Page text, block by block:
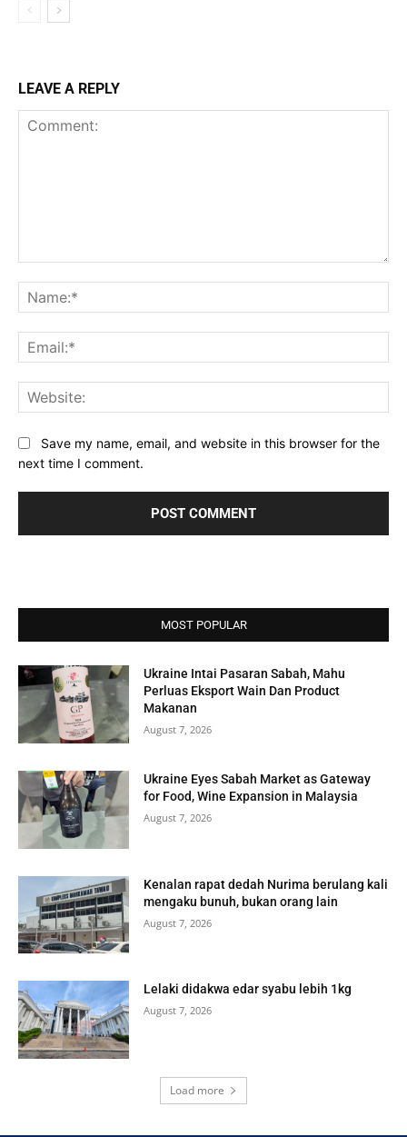
LEAVE A REPLY
Save my name, email, and website in this browser for the
next time I comment.
MOST POPULAR
Ukraine Intai Pasaran Sabah, Mahu
Perluas Eksport Wain Dan Product
Makanan
August 7, 2026
Ukraine Eyes Sabah Market as Gateway
for Food, Wine Expansion in Malaysia
August 7, 2026
Kenalan rapat dedah Nurima berulang kali
mengaku bunuh, bukan orang lain
August 7, 2026
Lelaki didakwa edar syabu lebih 1kg
August 7, 2026
Load more